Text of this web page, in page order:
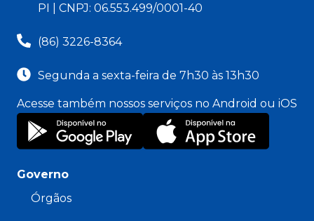
PI | CNPJ: 06.553.499/0001-40
(86) 3226-8364
Segunda a sexta-feira de 7h30 às 13h30
Acesse também nossos serviços no Android ou iOS
Governo
Órgãos